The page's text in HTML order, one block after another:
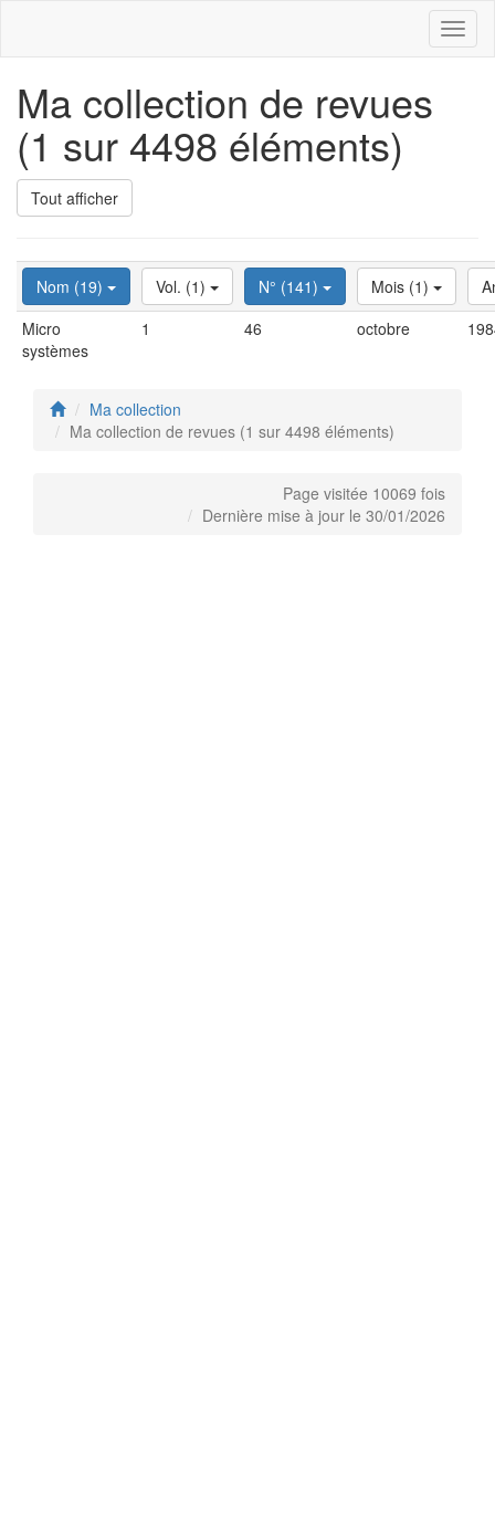
Ma collection de revues
(1 sur 4498 éléments)
Tout afficher
Nom (19) Vol. (1) N° (141) Mois (1)
Micro
systèmes
1 46 octobre
Ma collection
Ma collection de revues (1 sur 4498 éléments)
Page visitée 10069 fois
Dernière mise à jour le 30/01/2026